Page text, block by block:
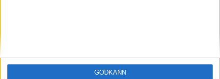
GODKÄNN